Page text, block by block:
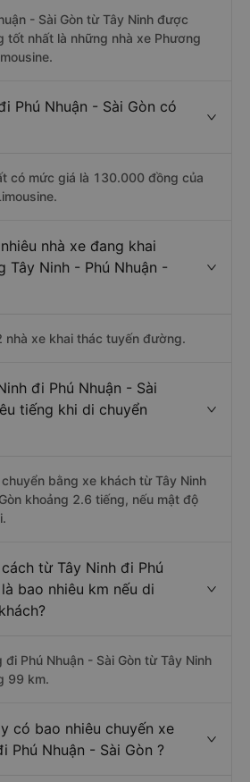
- Sài Gòn từ Tây Ninh được
tốt nhất là những nhà xe Phương
Phú Nhuận - Sài Gòn có
có mức giá là 130.000 đồng của
nhà xe đang khai
Tây Ninh - Phú Nhuận -
nhà xe khai thác tuyến đường.
đi Phú Nhuận - Sài
tiếng khi di chuyển
bằng xe khách từ Tây Ninh
khoảng 2.6 tiếng, nếu mật độ
từ Tây Ninh đi Phú
bao nhiêu km nếu di
Phú Nhuận - Sài Gòn từ Tây Ninh
99 km.
có bao nhiêu chuyến xe
Phú Nhuận - Sài Gòn ?